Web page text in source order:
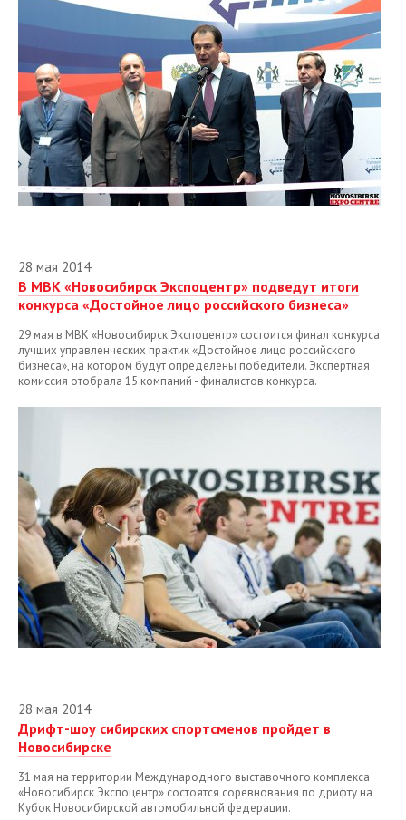
май
Июль
Август
Сентябрь
Октябрь
Ноябрь
2013
2012
28 мая 2014
В МВК «Новосибирск Экспоцентр» подведут итоги
конкурса «Достойное лицо российского бизнеса»
29 мая в МВК «Новосибирск Экспоцентр» состоится финал конкурса
лучших управленческих практик «Достойное лицо российского
бизнеса», на котором будут определены победители. Экспертная
комиссия отобрала 15 компаний - финалистов конкурса.
28 мая 2014
Дрифт-шоу сибирских спортсменов пройдет в
Новосибирске
31 мая на территории Международного выставочного комплекса
«Новосибирск Экспоцентр» состоятся соревнования по дрифту на
Кубок Новосибирской автомобильной федерации.